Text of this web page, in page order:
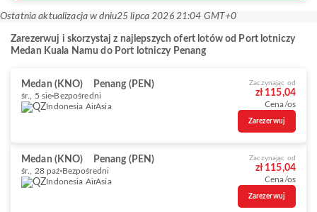
Ostatnia aktualizacja w dniu25 lipca 2026 21:04 GMT+0
Zarezerwuj i skorzystaj z najlepszych ofert lotów od Port lotniczy
Medan Kuala Namu do Port lotniczy Penang
Medan (KNO) Penang (PEN)
śr., 5 sie Bezpośredni
Indonesia AirAsia
Zaczynając od
zł 115,04
Cena/os
Zarezerwuj
Medan (KNO) Penang (PEN)
śr., 28 paź Bezpośredni
Indonesia AirAsia
Zaczynając od
zł 115,04
Cena/os
Zarezerwuj